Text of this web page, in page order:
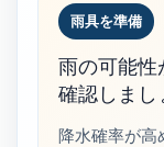
雨具を準備
雨の可能性
確認しまし
降水確率が高